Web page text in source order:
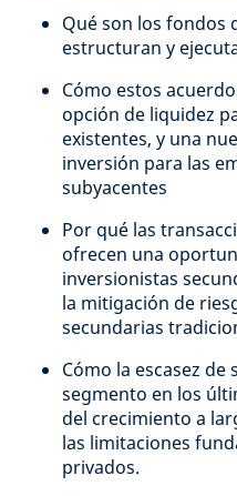
Qué son los fondos
estructuran y
Cómo estos
opción de liquidez
existentes, y una
inversión para las
subyacentes
Por qué las
ofrecen una
inversionistas
la mitigación de
secundarias
Cómo la escasez de
segmento en los
del crecimiento a
las limitaciones
privados.